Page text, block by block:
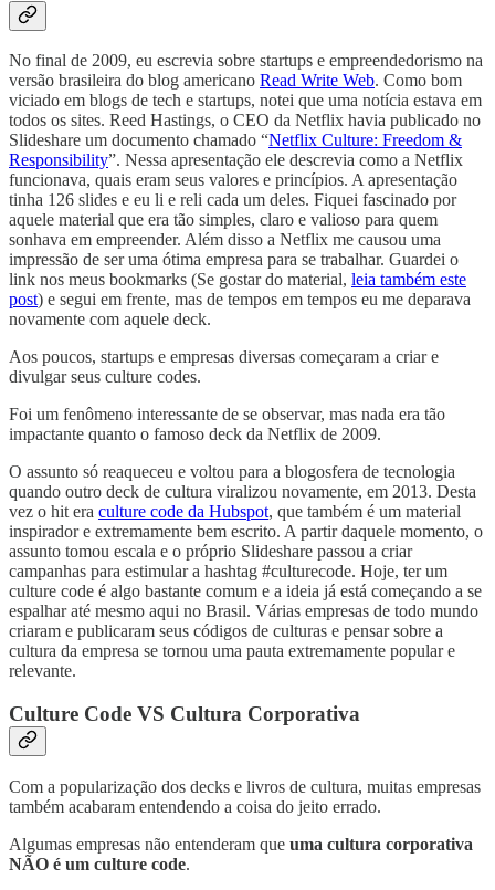
No final de 2009, eu escrevia sobre startups e empreendedorismo na
versão brasileira do blog americano Read Write Web. Como bom
viciado em blogs de tech e startups, notei que uma notícia estava em
todos os sites. Reed Hastings, o CEO da Netflix havia publicado no
Slideshare um documento chamado “Netflix Culture: Freedom &
Responsibility”. Nessa apresentação ele descrevia como a Netflix
funcionava, quais eram seus valores e princípios. A apresentação
tinha 126 slides e eu li e reli cada um deles. Fiquei fascinado por
aquele material que era tão simples, claro e valioso para quem
sonhava em empreender. Além disso a Netflix me causou uma
impressão de ser uma ótima empresa para se trabalhar. Guardei o
link nos meus bookmarks (Se gostar do material, leia também este
post) e segui em frente, mas de tempos em tempos eu me deparava
novamente com aquele deck.
Aos poucos, startups e empresas diversas começaram a criar e
divulgar seus culture codes.
Foi um fenômeno interessante de se observar, mas nada era tão
impactante quanto o famoso deck da Netflix de 2009.
O assunto só reaqueceu e voltou para a blogosfera de tecnologia
quando outro deck de cultura viralizou novamente, em 2013. Desta
vez o hit era culture code da Hubspot, que também é um material
inspirador e extremamente bem escrito. A partir daquele momento, o
assunto tomou escala e o próprio Slideshare passou a criar
campanhas para estimular a hashtag #culturecode. Hoje, ter um
culture code é algo bastante comum e a ideia já está começando a se
espalhar até mesmo aqui no Brasil. Várias empresas de todo mundo
criaram e publicaram seus códigos de culturas e pensar sobre a
cultura da empresa se tornou uma pauta extremamente popular e
relevante.
Culture Code VS Cultura Corporativa
Com a popularização dos decks e livros de cultura, muitas empresas
também acabaram entendendo a coisa do jeito errado.
Algumas empresas não entenderam que uma cultura corporativa
NÃO é um culture code.